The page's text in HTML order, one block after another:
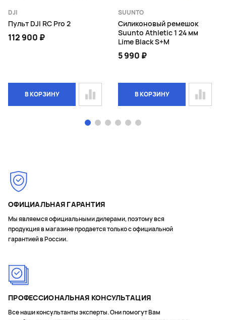
DJI
Пульт DJI RC Pro 2
112 900 ₽
В КОРЗИНУ
SUUNTO
Силиконовый ремешок
Suunto Athletic 1 24 мм
Lime Black S+M
5 990 ₽
В КОРЗИНУ
ОФИЦИАЛЬНАЯ ГАРАНТИЯ
Мы являемся официальными дилерами, поэтому вся
продукция в магазине продается только с официальной
гарантией в России.
ПРОФЕССИОНАЛЬНАЯ КОНСУЛЬТАЦИЯ
Все наши консультанты эксперты. Они помогут Вам